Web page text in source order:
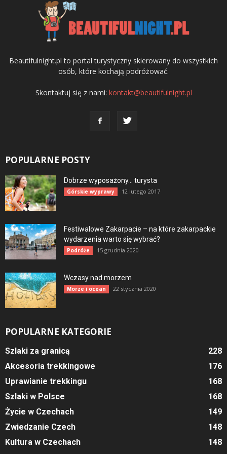
Beautifulnight.pl to portal turystyczny skierowany do wszystkich
osób, które kochają podróżować.
Skontaktuj się z nami: kontakt@beautifulnight.pl
POPULARNE POSTY
Dobrze wyposażony… turysta
Górskie wyprawy 12 lutego 2017
Festiwalowe Zakarpacie – na które zakarpackie
wydarzenia warto się wybrać?
Podróże 15 grudnia 2020
Wczasy nad morzem
Morze i ocean 22 stycznia 2020
POPULARNE KATEGORIE
Szlaki za granicą
228
Akcesoria trekkingowe
176
Uprawianie trekkingu
168
Szlaki w Polsce
168
Życie w Czechach
149
Zwiedzanie Czech
148
Kultura w Czechach
148